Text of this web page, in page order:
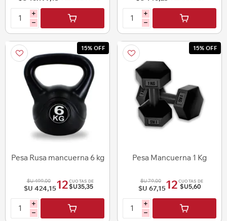
Lo Ideal
i
h
i
h
15% OFF
Pesa Rusa mancuerna 6 kg
$U 499,00
$U 424,1512 CUOTAS DE
$U35,35
i
h
15% OFF
Pesa Mancuerna 1 Kg
$U 79,00
$U 67,1512 CUOTAS DE
$U5,60
i
h